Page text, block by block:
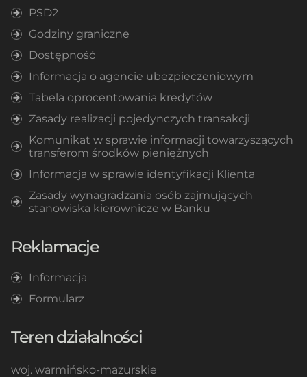
PSD2
Godziny graniczne
Dostępność
Informacja o agencie ubezpieczeniowym
Tabela oprocentowania kredytów
Zasady realizacji pojedynczych transakcji
Komunikat w sprawie informacji towarzyszących
transferom środków pieniężnych
Informacja w sprawie identyfikacji Klienta
Zasady wynagradzania osób zajmujących
stanowiska kierownicze w Banku
Reklamacje
Informacja
Formularz
Teren działalności
woj. warmińsko-mazurskie